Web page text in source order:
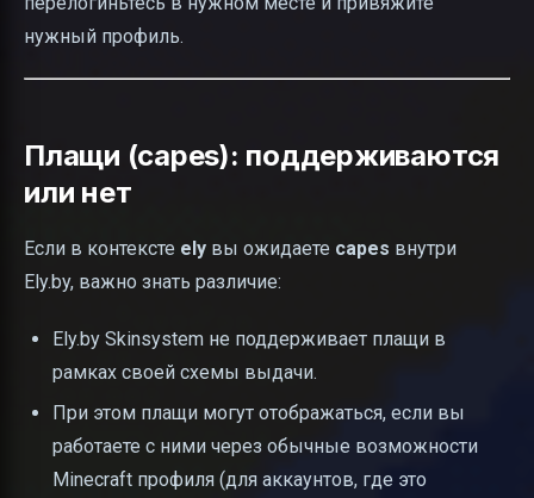
нужный профиль.
Плащи (capes): поддерживаются
или нет
Если в контексте ely вы ожидаете capes внутри
Ely.by, важно знать различие:
Ely.by Skinsystem не поддерживает плащи в
рамках своей схемы выдачи.
При этом плащи могут отображаться, если вы
работаете с ними через обычные возможности
Minecraft профиля (для аккаунтов, где это